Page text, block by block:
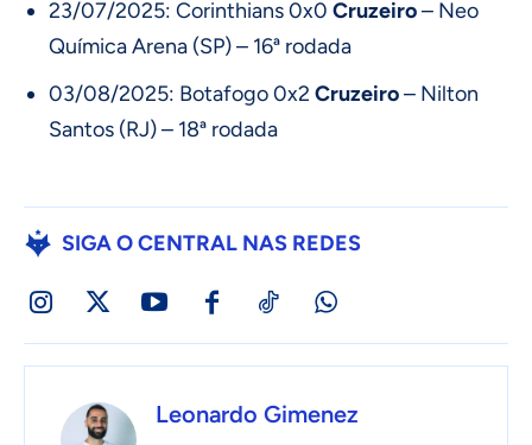
23/07/2025: Corinthians 0x0 Cruzeiro– Neo
Química Arena (SP) – 16ª rodada
03/08/2025: Botafogo 0x2 Cruzeiro– Nilton
Santos (RJ) – 18ª rodada
SIGA O CENTRAL NAS REDES
Leonardo Gimenez